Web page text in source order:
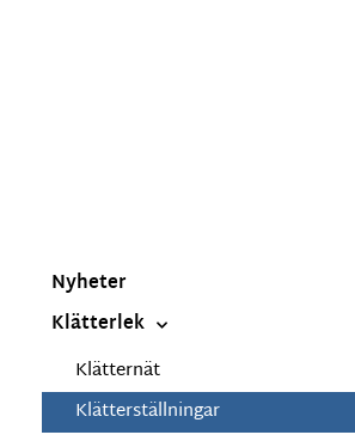
Nyheter
Klätterlek
Klätternät
Klätterställningar